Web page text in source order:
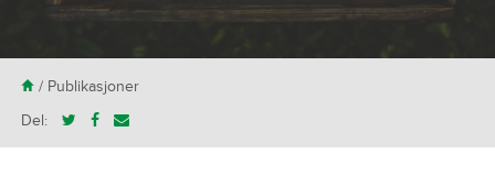
H/ Publikasjoner
Del: